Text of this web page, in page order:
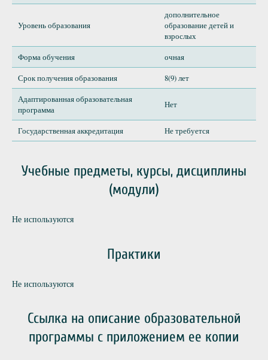
Уровень образования
дополнительное
образование детей и
взрослых
Форма обучения
очная
Срок получения образования
8(9) лет
Адаптированная образовательная
программа
Нет
Государственная аккредитация Не требуется
Учебные предметы, курсы, дисциплины
(модули)
Не используются
Практики
Не используются
Ссылка на описание образовательной
программы с приложением ее копии